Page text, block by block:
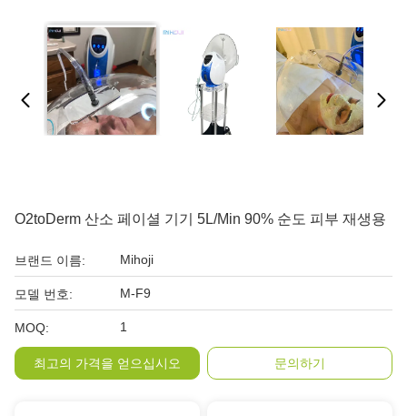
O2toDerm 산소 페이셜 기기 5L/min 90% 순도 피부 재생용
브랜드 이름: Mihoji
모델 번호: M-F9
MOQ: 1
최고의 가격을 얻으십시오 문의하기